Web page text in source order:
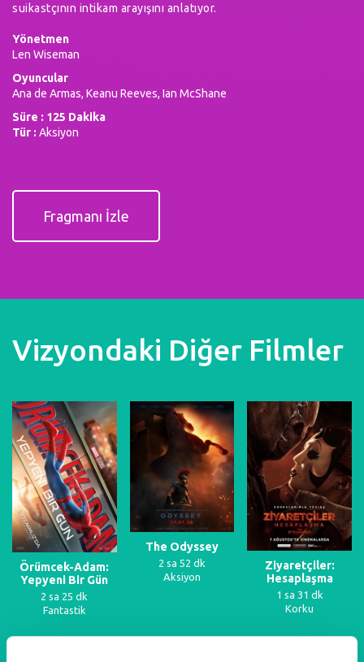
suikastçının intikam arayışını anlatıyor.
Yönetmen
Len Wiseman
Oyuncular
Ana de Armas, Keanu Reeves, Ian McShane
Süre : 125 Dakika
Tür : Aksiyon
Fragmanı İzle
Vizyondaki Diğer Filmler
Örümcek-Adam:
Yepyeni Bir Gün
2 sa 25 dk
Fantastik
The Odyssey
2 sa 52 dk
Aksiyon
Ziyaretçiler:
Hesaplaşma
1 sa 31 dk
Korku